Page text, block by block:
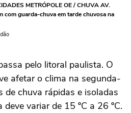
METRÓPOLE OE / CHUVA AV.
com guarda-chuva em tarde chuvosa na
pelo litoral paulista. O
afetar o clima na segunda-
de chuva rápidas e isoladas
variar de 15 ºC a 26 ºC.